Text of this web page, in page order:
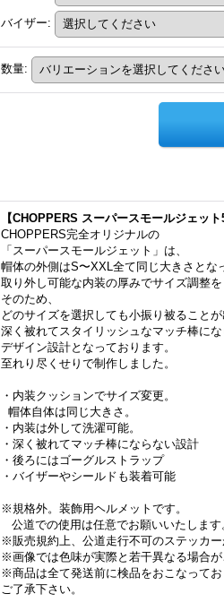
バイザー:
数量:
【CHOPPERS スーパースモールジェット
CHOPPERS完全オリジナルの
「スーパースモールジェット」は、
帽体の外側はS〜XXL全て同じ大きさ とな
取り外し可能な内装の厚みでサイズ調整を
そのため、
どのサイズを選択しても小振り被ることが
深く被れてスタイリッシュなマッチ棒に
デザイン設計となっております。
至れり尽くせりで制作しました。
・内装クッションでサイズ変更。
帽体自体は同じ大きさ。
・内装は外して洗濯可能。
・深く被れてマッチ棒にならない設計
・後ろにはゴーグルストラップ
・バイザーやシールドも装着可能
※規格外。装飾用ヘルメットです。
公道での使用は任意でお願いいたします
※販売規約上、公道走行不可のステッカー
※画像では色味が実際と若干異なる場合が
※商品は全て発送前に検品をおこなって
ご了承下さい。